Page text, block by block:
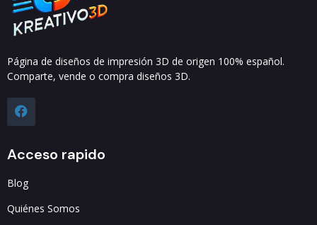
Página de diseños de impresión 3D de origen 100% español.
Comparte, vende o compra diseños 3D.
Acceso rapido
Blog
Quiénes Somos